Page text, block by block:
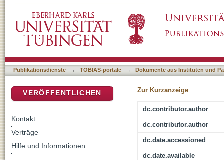
cooperative groups
Publikationsdienste → TOBIAS-portale → Dokumente aus Instituten und
Zur Kurzanzeige
dc.contributor.author
dc.contributor.author
dc.date.accessioned
dc.date.available
VERÖFFENTLICHEN
Kontakt
Verträge
Hilfe und Informationen